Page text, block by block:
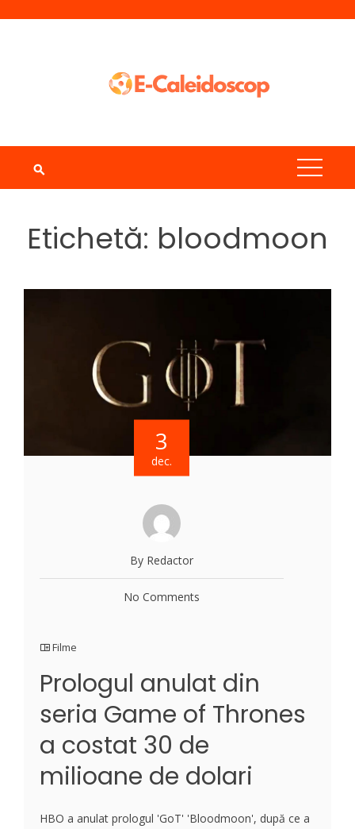
Etichetă: bloodmoon
3
dec.
By Redactor
No Comments
Filme
Prologul anulat din
seria Game of Thrones
a costat 30 de
milioane de dolari
HBO a anulat prologul 'GoT' 'Bloodmoon', după ce a